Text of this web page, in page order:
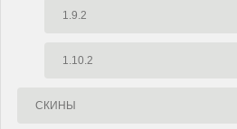
1.9.2
1.10.2
СКИНЫ